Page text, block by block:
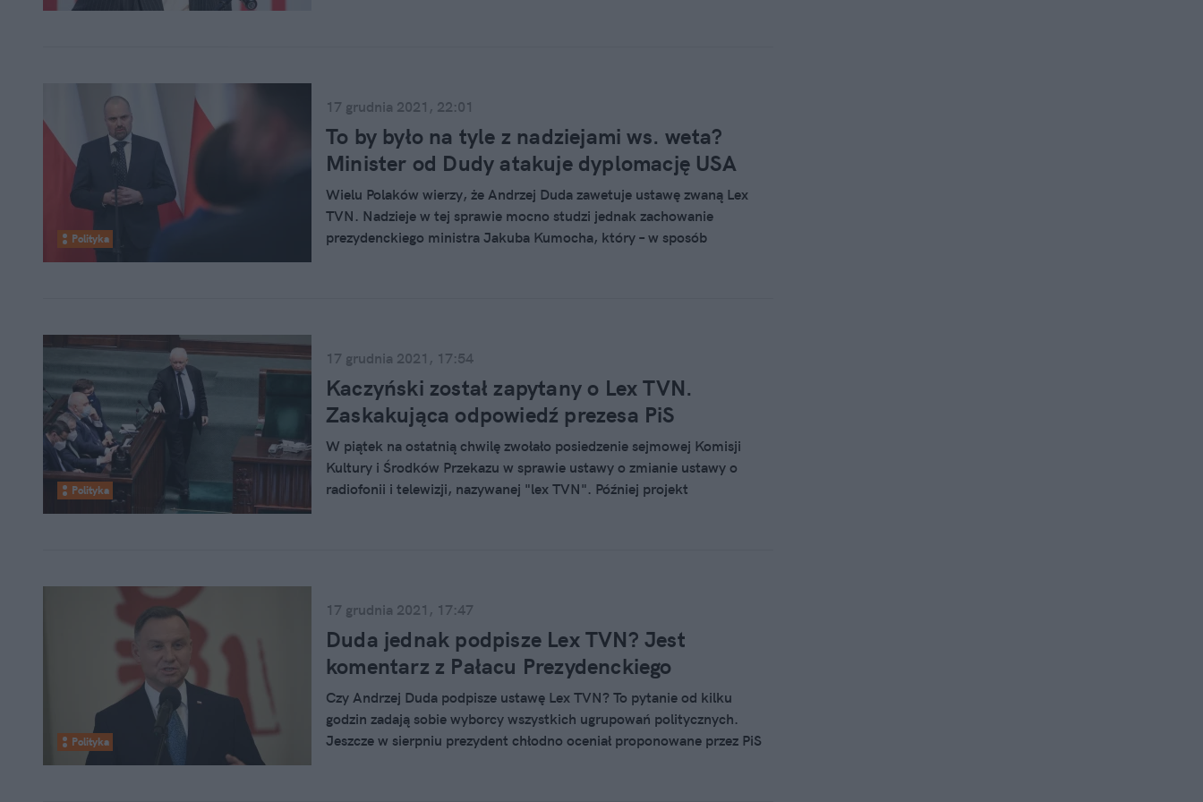
Polityka
17 grudnia 2021, 22:01
To by było na tyle z nadziejami ws. weta?
Minister od Dudy atakuje dyplomację USA
Wielu Polaków wierzy, że Andrzej Duda zawetuje ustawę zwaną Lex
TVN. Nadzieje w tej sprawie mocno studzi jednak zachowanie
prezydenckiego ministra Jakuba Kumocha, który – w sposób
Polityka
17 grudnia 2021, 17:54
Kaczyński został zapytany o Lex TVN.
Zaskakująca odpowiedź prezesa PiS
W piątek na ostatnią chwilę zwołało posiedzenie sejmowej Komisji
Kultury i Środków Przekazu w sprawie ustawy o zmianie ustawy o
radiofonii i telewizji, nazywanej "lex TVN". Później projekt
Polityka
17 grudnia 2021, 17:47
Duda jednak podpisze Lex TVN? Jest
komentarz z Pałacu Prezydenckiego
Czy Andrzej Duda podpisze ustawę Lex TVN? To pytanie od kilku
godzin zadają sobie wyborcy wszystkich ugrupowań politycznych.
Jeszcze w sierpniu prezydent chłodno oceniał proponowane przez PiS